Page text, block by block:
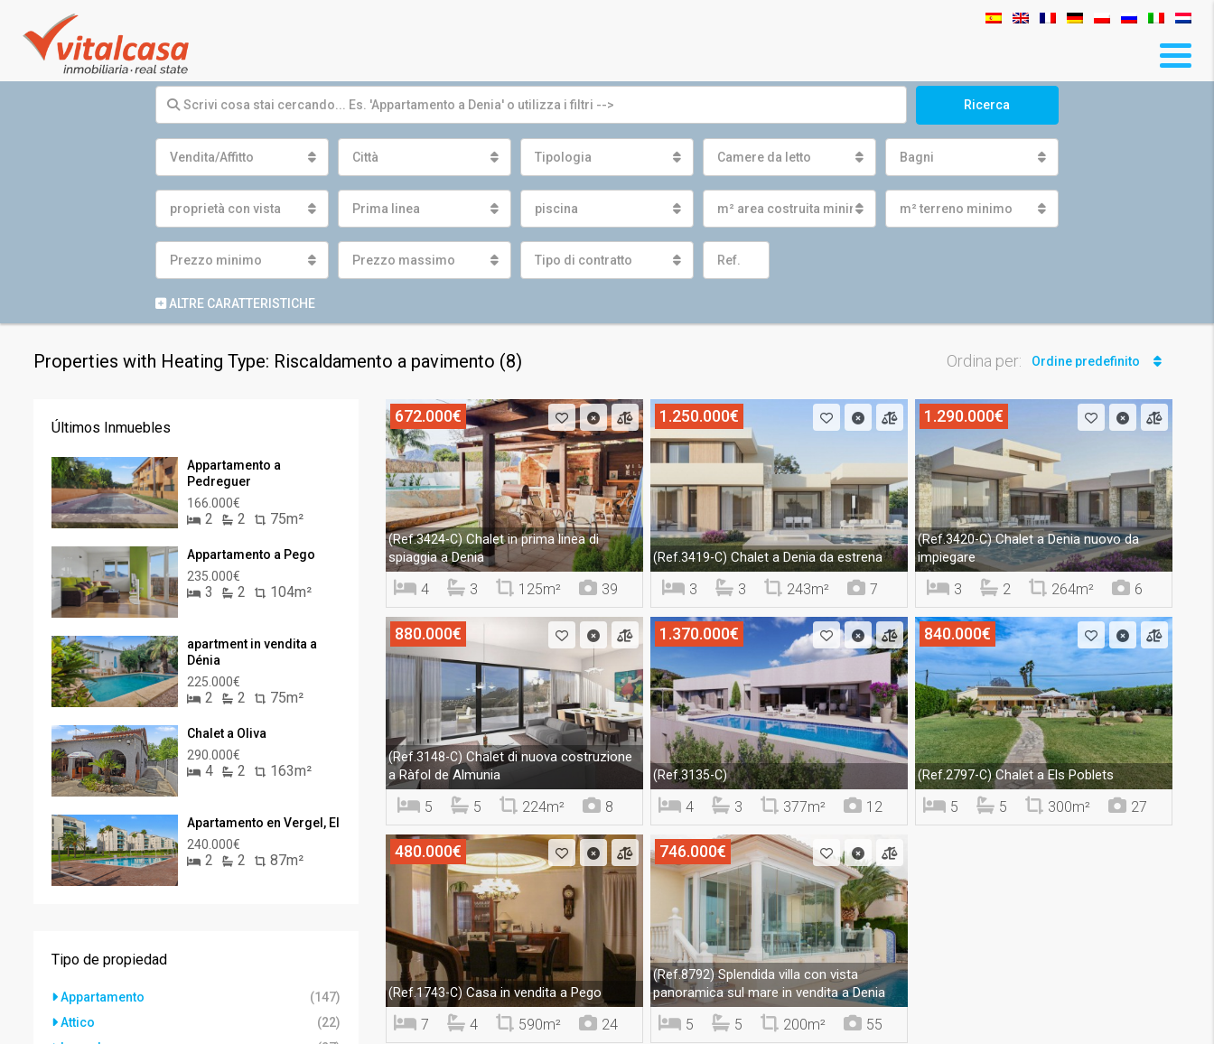
Ricerca
Vendita/Affitto Città Tipologia Camere da letto Bagni
proprietà con vista Prima linea piscina m² area costruita minima m² terreno minimo
Prezzo minimo Prezzo massimo Tipo di contratto
ALTRE CARATTERISTICHE
Properties with Heating Type: Riscaldamento a pavimento (8) Ordina per: Ordine predefinito
672.000€
(Ref.3424-C)Chalet in prima linea di
spiaggia a Denia
4 3 125m² 39
1.250.000€
(Ref.3419-C) Chalet a Denia da estrena
3 3 243m² 7
1.290.000€
(Ref.3420-C)Chalet a Denia nuovo da
impiegare
3 2 264m² 6
880.000€
(Ref.3148-C) Chalet di nuova costruzione
a Ràfol de Almunia
5 5 224m² 8
1.370.000€
(Ref.3135-C)
4 3 377m² 12
840.000€
(Ref.2797-C)Chalet a Els Poblets
5 5 300m² 27
480.000€
(Ref.1743-C) Casa in vendita a Pego
7 4 590m² 24
746.000€
(Ref.8792)Splendida villa con vista
panoramica sul mare in vendita a Denia
5 5 200m² 55
Últimos Inmuebles
Appartamento a
Pedreguer
166.000€
2 2 75m²
Appartamento a Pego
235.000€
3 2 104m²
apartment in vendita a
Dénia
225.000€
2 2 75m²
Chalet a Oliva
290.000€
4 2 163m²
Apartamento en Vergel, El
240.000€
2 2 87m²
Tipo de propiedad
Appartamento
(147)
Attico
(22)